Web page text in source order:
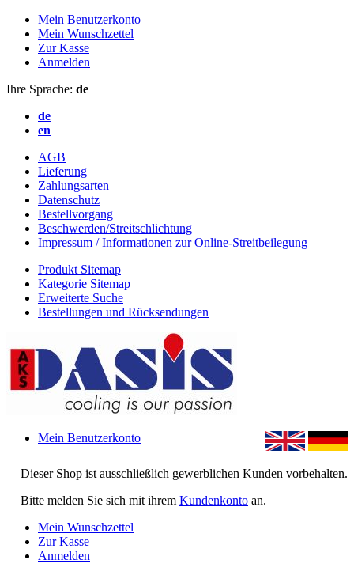
Mein Benutzerkonto
Mein Wunschzettel
Zur Kasse
Anmelden
Ihre Sprache: de
de
en
AGB
Lieferung
Zahlungsarten
Datenschutz
Bestellvorgang
Beschwerden/Streitschlichtung
Impressum / Informationen zur Online-Streitbeilegung
Produkt Sitemap
Kategorie Sitemap
Erweiterte Suche
Bestellungen und Rücksendungen
Dieser Shop ist ausschließlich gewerblichen Kunden vorbehalten.
Bitte melden Sie sich mit ihrem Kundenkonto an.
Mein Benutzerkonto
Mein Wunschzettel
Zur Kasse
Anmelden